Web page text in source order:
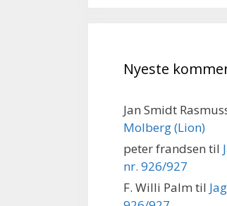
Nyeste
Jan Smidt
Molberg (Lion)
peter frandsen til
nr. 926/927
F. Willi Palm til